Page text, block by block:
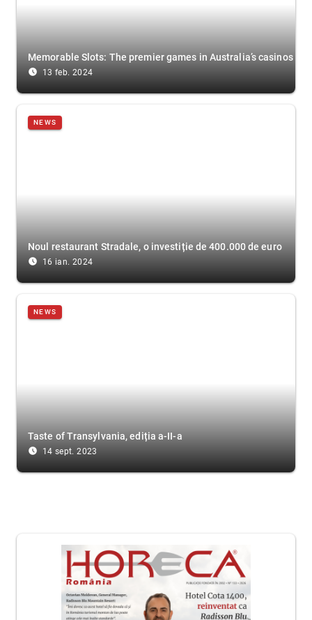
Memorable Slots: The premier games in Australia’s casinos
access_time_filled 13 feb. 2024
NEWS
Noul restaurant Stradale, o investiție de 400.000 de euro
access_time_filled 16 ian. 2024
NEWS
Taste of Transylvania, ediția a-II-a
access_time_filled 14 sept. 2023